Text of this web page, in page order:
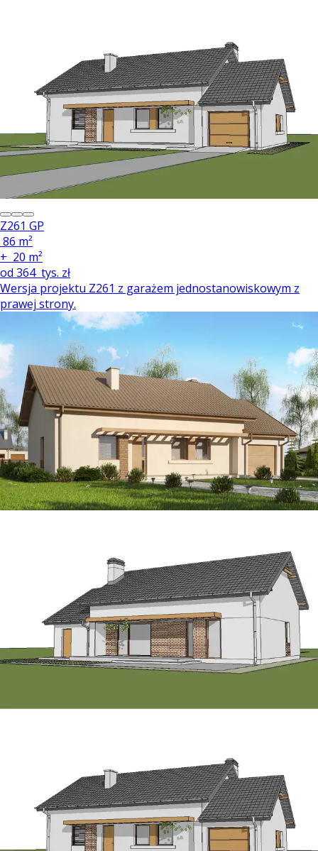
Z261 GP
86 m²
+ 20 m²
od 364 tys. zł
Wersja projektu Z261 z garażem jednostanowiskowym z
prawej strony.